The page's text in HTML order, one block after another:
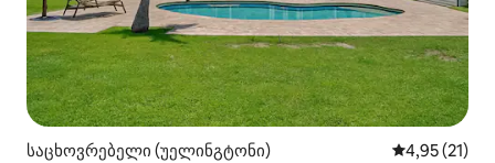
საცხოვრებელი (უელინგტონი) საშუალო
4,95 (21)